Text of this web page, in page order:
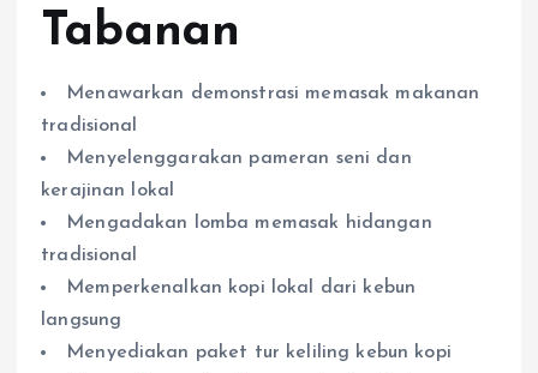
Tabanan
Menawarkan demonstrasi memasak makanan
tradisional
Menyelenggarakan pameran seni dan
kerajinan lokal
Mengadakan lomba memasak hidangan
tradisional
Memperkenalkan kopi lokal dari kebun
langsung
Menyediakan paket tur keliling kebun kopi